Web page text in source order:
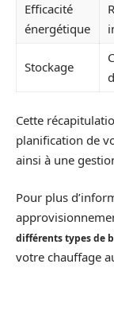
Efficacité
énergétique
Stockage
Cette
planification de
ainsi à une
Pour plus
différents types de
votre chauffage